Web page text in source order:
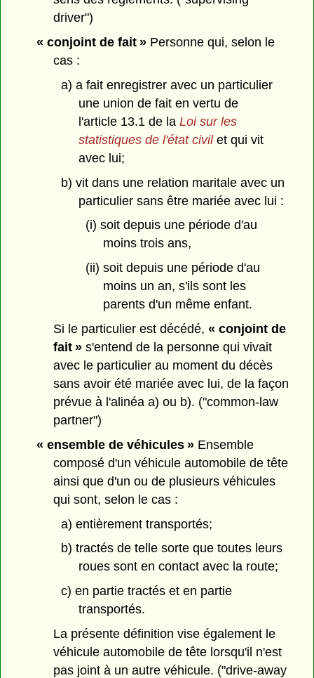
driver")
« conjoint de fait »Personne qui, selon le
cas :
a) a fait enregistrer avec un particulier
une union de fait en vertu de
l'article 13.1 de la Loi sur les
statistiques de l'état civilet qui vit
avec lui;
b) vit dans une relation maritale avec un
particulier sans être mariée avec lui :
(i) soit depuis une période d'au
moins trois ans,
(ii) soit depuis une période d'au
moins un an, s'ils sont les
parents d'un même enfant.
Si le particulier est décédé,« conjoint de
fait » s'entend de la personne qui vivait
avec le particulier au moment du décès
sans avoir été mariée avec lui, de la façon
prévue à l'alinéa a) ou b). ("common-law
partner")
« ensemble de véhicules »Ensemble
composé d'un véhicule automobile de tête
ainsi que d'un ou de plusieurs véhicules
qui sont, selon le cas :
a) entièrement transportés;
b) tractés de telle sorte que toutes leurs
roues sont en contact avec la route;
c) en partie tractés et en partie
transportés.
La présente définition vise également le
véhicule automobile de tête lorsqu'il n'est
pas joint à un autre véhicule. ("drive-away